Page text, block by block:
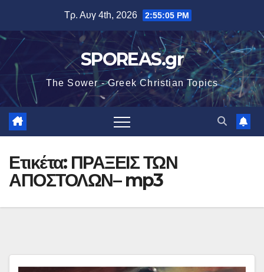
περιεχόμενο
Τρ. Αυγ 4th, 2026 2:55:05 PM
SPOREAS.gr
The Sower - Greek Christian Topics
Ετικέτα: ΠΡΑΞΕΙΣ ΤΩΝ
ΑΠΟΣΤΟΛΩΝ– mp3